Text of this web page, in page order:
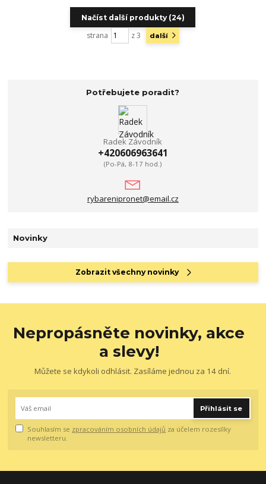
Načíst další produkty (24)
strana z 3 další
Potřebujete poradit?
Radek Závodník
+420606963641
(Po-Pá, 8-17 hod.)
rybarenipronet@email.cz
Novinky
Zobrazit všechny novinky
Nepropásněte novinky, akce
a slevy!
Můžete se kdykoli odhlásit. Zasíláme jednou za 14 dní.
Přihlásit se
Souhlasím se zpracováním osobních údajů za účelem rozesílky
newsletteru.